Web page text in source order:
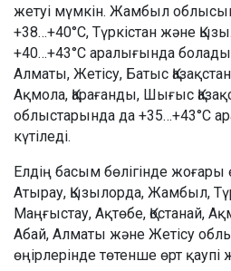
жетуі мүмкін. Жамбыл
+38…+40°C, Түркістан және
+40…+43°C аралығында
Алматы, Жетісу, Батыс Қазақстан,
Ақмола, Қарағанды, Шығыс
облыстарында да +35…+43°C
күтіледі.
Елдің басым бөлігінде жоғары
Атырау, Қызылорда, Жамбыл,
Маңғыстау, Ақтөбе, Қостанай,
Абай, Алматы және Жетісу
өңірлерінде төтенше өрт